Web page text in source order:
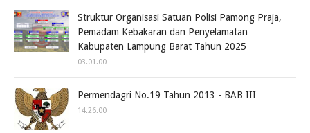
Struktur Organisasi Satuan Polisi Pamong Praja,
Pemadam Kebakaran dan Penyelamatan
Kabupaten Lampung Barat Tahun 2025
03.01.00
Permendagri No.19 Tahun 2013 - BAB III
14.26.00